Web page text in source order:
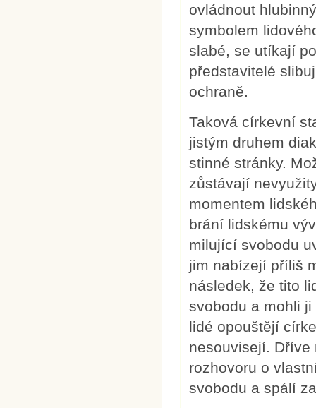
ovládnout
symbolem
slabé, se utíkají
představitelé
ochraně.
Taková církevní
jistým druhem
stinné stránky.
zůstávají
momentem
brání lidskému
milující svobodu
jim nabízejí příliš
následek, že tito
svobodu a mohli
lidé opouštějí
nesouvisejí. Dříve
rozhovoru o
svobodu a spálí